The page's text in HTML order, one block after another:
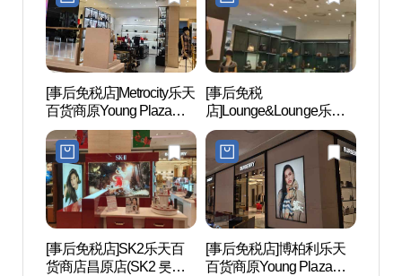
[事后免税店]Metrocity乐天
百货商原Young Plaza店
(메트로시티 롯데백화점
영플라자 창원점)
[事后免税
店]Lounge&Lounge乐天
百货商店昌原店(루즈앤
라운지 롯데백화점 창원
점)
[事后免税店]SK2乐天百
货商店昌原店(SK2 롯데
[事后免税店]博柏利乐天
百货商原Young Plaza店